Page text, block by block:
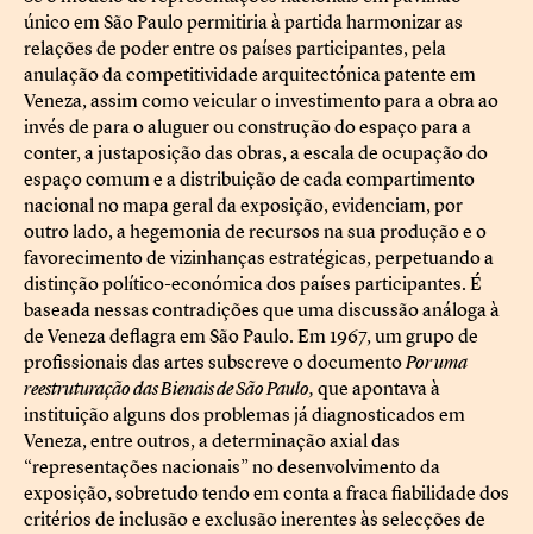
único em São Paulo permitiria à partida harmonizar as
relações de poder entre os países participantes, pela
anulação da competitividade arquitectónica patente em
Veneza, assim como veicular o investimento para a obra ao
invés de para o aluguer ou construção do espaço para a
conter, a justaposição das obras, a escala de ocupação do
espaço comum e a distribuição de cada compartimento
nacional no mapa geral da exposição, evidenciam, por
outro lado, a hegemonia de recursos na sua produção e o
favorecimento de vizinhanças estratégicas, perpetuando a
distinção político-económica dos países participantes. É
baseada nessas contradições que uma discussão análoga à
de Veneza deflagra em São Paulo. Em 1967, um grupo de
profissionais das artes subscreve o documentoPor uma
reestruturação das Bienais de São Paulo,que apontava à
instituição alguns dos problemas já diagnosticados em
Veneza, entre outros, a determinação axial das
“representações nacionais” no desenvolvimento da
exposição, sobretudo tendo em conta a fraca fiabilidade dos
critérios de inclusão e exclusão inerentes às selecções de